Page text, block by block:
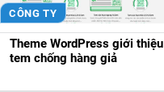
CÔNG TY
Theme WordPress giới thiệu
tem chống hàng giả